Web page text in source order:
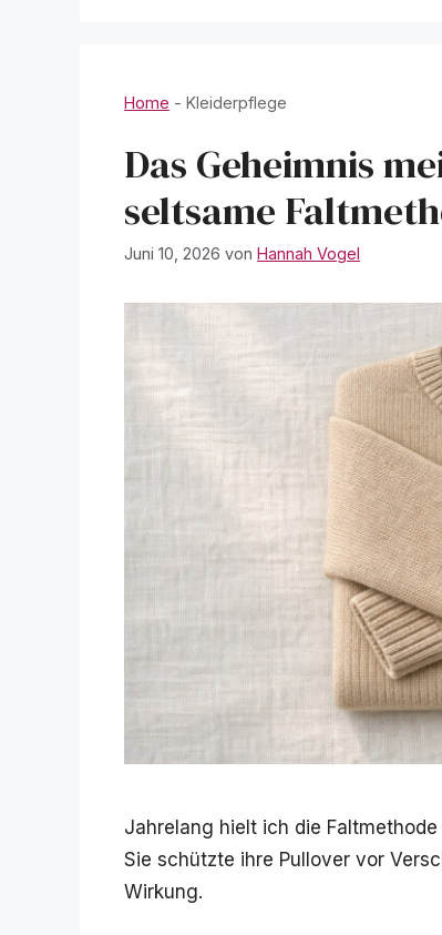
Home - Kleiderpflege
Das Geheimnis
seltsame
Juni 10, 2026 von Hannah Vogel
Jahrelang hielt ich die
Sie schützte ihre Pullover vor
Wirkung.